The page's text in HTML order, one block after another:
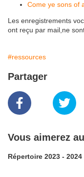
Come ye sons of
Les enregistrements
ont reçu par mail,ne
#ressources
Partager
Vous aimerez
Répertoire 2023 - 2024